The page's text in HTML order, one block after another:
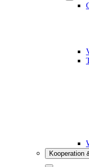
Kooperation